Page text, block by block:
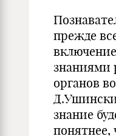
прежде
знаниями
органов
знание
понятнее,